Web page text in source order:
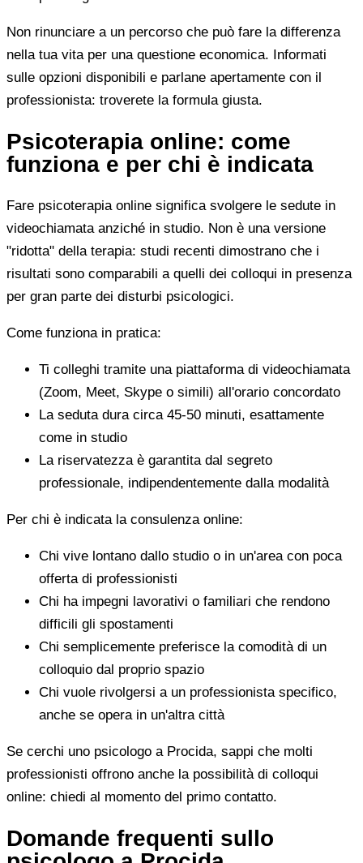
Non rinunciare a un percorso che può fare la differenza
nella tua vita per una questione economica. Informati
sulle opzioni disponibili e parlane apertamente con il
professionista: troverete la formula giusta.
Psicoterapia online: come
funziona e per chi è indicata
Fare psicoterapia online significa svolgere le sedute in
videochiamata anziché in studio. Non è una versione
"ridotta" della terapia: studi recenti dimostrano che i
risultati sono comparabili a quelli dei colloqui in presenza
per gran parte dei disturbi psicologici.
Come funziona in pratica:
Ti colleghi tramite una piattaforma di videochiamata
(Zoom, Meet, Skype o simili) all'orario concordato
La seduta dura circa 45-50 minuti, esattamente
come in studio
La riservatezza è garantita dal segreto
professionale, indipendentemente dalla modalità
Per chi è indicata la consulenza online:
Chi vive lontano dallo studio o in un'area con poca
offerta di professionisti
Chi ha impegni lavorativi o familiari che rendono
difficili gli spostamenti
Chi semplicemente preferisce la comodità di un
colloquio dal proprio spazio
Chi vuole rivolgersi a un professionista specifico,
anche se opera in un'altra città
Se cerchi uno psicologo a Procida, sappi che molti
professionisti offrono anche la possibilità di colloqui
online: chiedi al momento del primo contatto.
Domande frequenti sullo